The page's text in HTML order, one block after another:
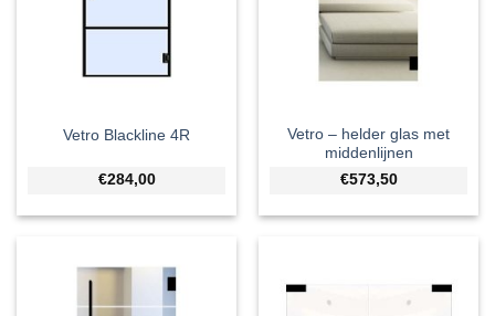
Vetro Blackline 4R
€284,00
Vetro – helder glas met
middenlijnen
€573,50